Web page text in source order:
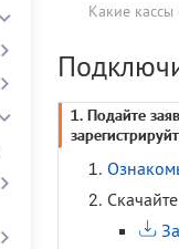
Какие кассы
1. Подайте